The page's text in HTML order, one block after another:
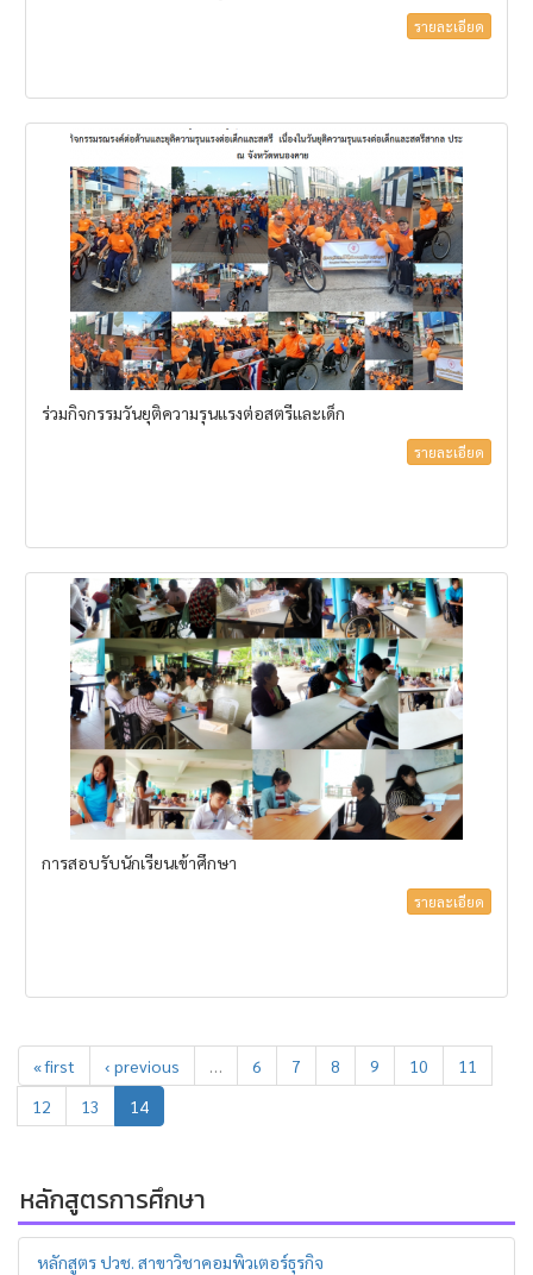
รายละเอียด
ร่วมกิจกรรมวันยุติความรุนแรงต่อสตรีและเด็ก
รายละเอียด
การสอบรับนักเรียนเข้าศึกษา
รายละเอียด
« first ‹ previous … 6 7 8 9 10
11
12
13 14
หลักสูตรการศึกษา
หลักสูตร ปวช. สาขาวิชาคอมพิวเตอร์ธุรกิจ